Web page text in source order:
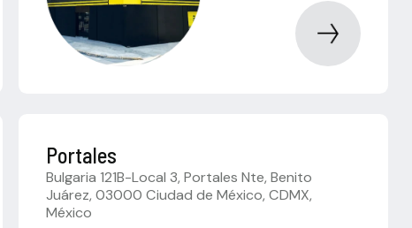
Portales
Bulgaria 121B-Local 3, Portales Nte, Benito
Juárez, 03000 Ciudad de México, CDMX,
México